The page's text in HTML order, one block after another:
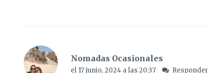
Nomadas Ocasionales
el 17 junio, 2024 a las 20:37 Responder